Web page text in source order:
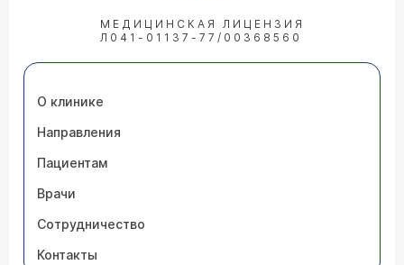
МЕДИЦИНСКАЯ ЛИЦЕНЗИЯ
Л041-01137-77/00368560
О клинике
Направления
Пациентам
Врачи
Сотрудничество
Контакты